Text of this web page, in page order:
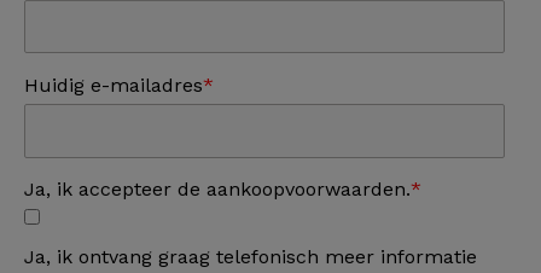
Huidig e-mailadres
Ja, ik accepteer de aankoopvoorwaarden.
Ja, ik ontvang graag telefonisch meer informatie